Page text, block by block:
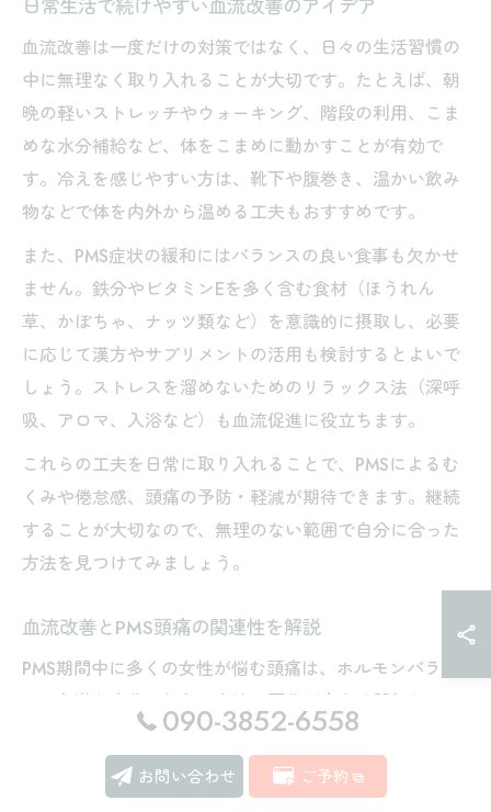
日常生活で続けやすい血流改善のアイデア
血流改善は一度だけの対策ではなく、日々の生活習慣の
中に無理なく取り入れることが大切です。たとえば、朝
晩の軽いストレッチやウォーキング、階段の利用、こま
めな水分補給など、体をこまめに動かすことが有効で
す。冷えを感じやすい方は、靴下や腹巻き、温かい飲み
物などで体を内外から温める工夫もおすすめです。
また、PMS症状の緩和にはバランスの良い食事も欠かせ
ません。鉄分やビタミンEを多く含む食材（ほうれん
草、かぼちゃ、ナッツ類など）を意識的に摂取し、必要
に応じて漢方やサプリメントの活用も検討するとよいで
しょう。ストレスを溜めないためのリラックス法（深呼
吸、アロマ、入浴など）も血流促進に役立ちます。
これらの工夫を日常に取り入れることで、PMSによるむ
くみや倦怠感、頭痛の予防・軽減が期待できます。継続
することが大切なので、無理のない範囲で自分に合った
方法を見つけてみましょう。
血流改善とPMS頭痛の関連性を解説
PMS期間中に多くの女性が悩む頭痛は、ホルモンバラン
スの急激な変化に加え、血流の悪化が大きく関与してい
ます。特に月経前はエストロゲンの分泌が急減し、自律
神経が乱れることで血管が収縮しやすくなり、脳や首肩
周辺の血流が滞ることが頭痛の原因となります。
090-3852-6558
お問い合わせ ご予約